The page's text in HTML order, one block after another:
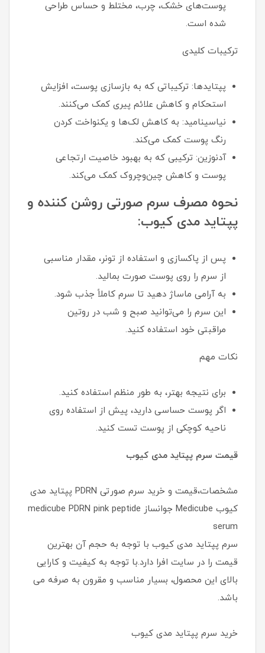
پوست‌های خشک، چرب، مختلط و حساس طراحی
شده است.
ترکیبات کلیدی
پپتایدها: ترکیباتی که به بازسازی پوست، افزایش
استحکام و کاهش علائم پیری کمک می‌کنند.
نیاسینامید: به کاهش لک‌ها و یکنواخت کردن
رنگ پوست کمک می‌کند.
آدنوزین: ترکیبی که به بهبود خاصیت ارتجاعی
پوست و کاهش چین‌وچروک کمک می‌کند.
نحوه مصرف سرم صورتی روشن کننده و
پپتاید مدی کیوب:
پس از پاکسازی و استفاده از تونر، مقدار مناسبی
از سرم را روی پوست صورت بمالید.
به آرامی ماساژ دهید تا سرم کاملاً جذب شود.
این سرم را می‌توانید صبح و شب در روتین
مراقبتی خود استفاده کنید.
نکات مهم
برای نتیجه بهتر، به طور منظم استفاده کنید.
اگر پوست حساسی دارید، پیش از استفاده روی
ناحیه کوچکی از پوست تست کنید.
قیمت سرم پپتاید مدی کیوب
مشخصات،قیمت و خرید سرم صورتی PDRN پپتاید مدی
کیوب Medicube جوانساز medicube PDRN pink peptide
serum
سرم پپتاید مدی کیوب با توجه به حجم آن بهترین
قیمت را در سایت افرا دارد.با توجه به کیفیت و کارایی
بالای این محصول، بسیار مناسب و مقرون به صرفه می
باشد.
خرید سرم پپتاید مدی کیوب